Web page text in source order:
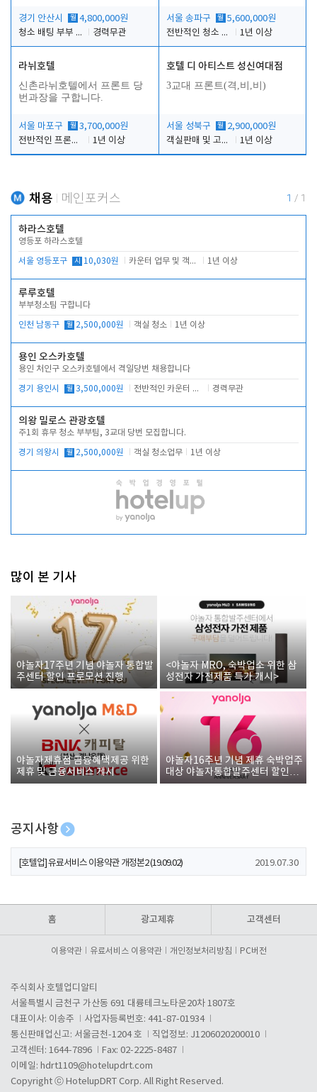
경기 안산시 월 4,800,000원
청소 배팅 부부 구합니다
경력무관
서울 송파구 월 5,600,000원
전반적인 청소 업무(객실청소.객실정리)
1년 이상
라뉘호텔
신촌라뉘호텔에서 프론트 당
번과장을 구합니다.
서울 마포구 월 3,700,000원
전반적인 프론트 당번업무
1년 이상
호텔 디 아티스트 성신여대점
3교대 프론트(격,비,비)
서울 성북구 월 2,900,000원
객실판매 및 고객응대
1년 이상
채용 메인포커스 1 / 1
하라스호텔
영등포 하라스호텔
서울 영등포구 시 10,030원 카운터 업무 및 객실관리(청소상태 확인, 객실판매) 1년 이상
루루호텔
부부청소팀 구합니다
인천 남동구 월 2,500,000원 객실 청소 1년 이상
용인 오스카호텔
용인 처인구 오스카호텔에서 격일당번 채용합니다
경기 용인시 월 3,500,000원 전반적인 카운터 업무 경력무관
의왕 밀로스 관광호텔
주1회 휴무 청소 부부팀, 3교대 당번 모집합니다.
경기 의왕시 월 2,500,000원 객실 청소업무 1년 이상
많이 본 기사
야놀자17주년 기념 야놀자 통합발
주센터 할인 프로모션 진행
<야놀자 MRO, 숙박업소 위한 삼
성전자 가전제품 특가 개시>
야놀자제휴점 금융혜택제공 위한
제휴 및 금융서비스 게시
야놀자16주년 기념 제휴 숙박업주
대상 야놀자통합발주센터 할인쿠
폰 증정
공지사항
[호텔업] 개인정보 처리방침 개정본1 (19.09.02)
[호텔업] 유료서비스 이용약관 개정본2 (19.09.02) 2019.07.30
홈 광고제휴 고객센터
이용약관 유료서비스 이용약관 개인정보처리방침 PC버전
주식회사 호텔업디알티
서울특별시 금천구 가산동 691 대륭테크노타운20차 1807호
대표이사: 이송주
사업자등록번호: 441-87-01934
통신판매업신고: 서울금천-1204 호
직업정보: J1206020200010
고객센터: 1644-7896
Fax: 02-2225-8487
이메일: hdrt1109@hotelupdrt.com
Copyright ⓒ HotelupDRT Corp. All Right Reserved.